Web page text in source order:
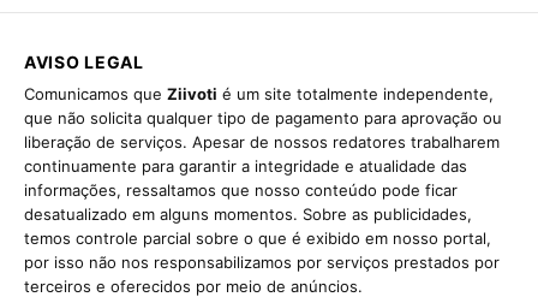
AVISO LEGAL
Comunicamos que Ziivoti é um site totalmente independente,
que não solicita qualquer tipo de pagamento para aprovação ou
liberação de serviços. Apesar de nossos redatores trabalharem
continuamente para garantir a integridade e atualidade das
informações, ressaltamos que nosso conteúdo pode ficar
desatualizado em alguns momentos. Sobre as publicidades,
temos controle parcial sobre o que é exibido em nosso portal,
por isso não nos responsabilizamos por serviços prestados por
terceiros e oferecidos por meio de anúncios.